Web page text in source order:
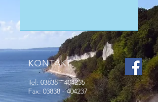
KONTAKT
Tel: 03838 - 404255
Fax:03838 - 404237